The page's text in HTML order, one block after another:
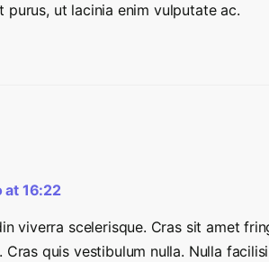
purus, ut lacinia enim vulputate ac.
at 16:22
viverra scelerisque. Cras sit amet
quis vestibulum nulla. Nulla